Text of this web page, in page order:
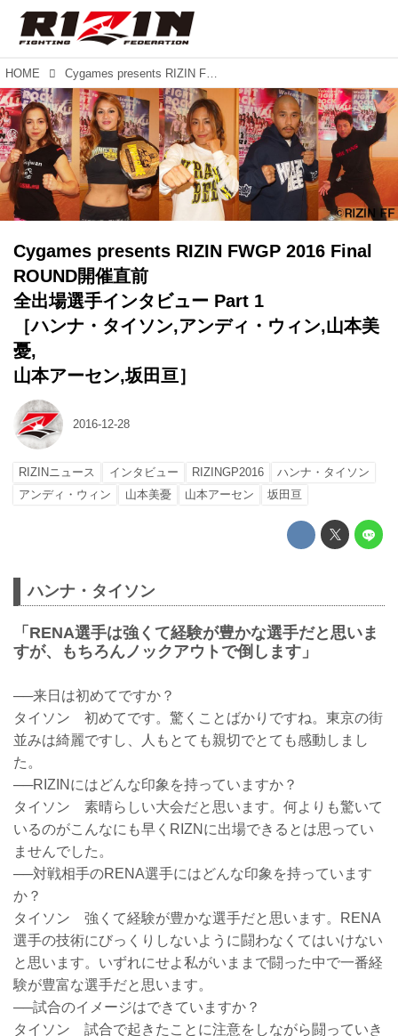
HOME Cygames presents RIZIN FWGP 2016 Final ROUND開催直前 全出場選手インタビュー Part 1 ［ハンナ・タイソン,アンディ・ウィン,山本美憂, 山本アーセン,坂田亘］
Cygames presents RIZIN FWGP 2016 Final
ROUND開催直前
全出場選手インタビュー Part 1
［ハンナ・タイソン,アンディ・ウィン,山本美
憂,
山本アーセン,坂田亘］
2016-12-28
RIZINニュース インタビュー RIZINGP2016
ハンナ・タイソン
アンディ・ウィン
山本美憂 山本アーセン 坂田亘
ハンナ・タイソン
「RENA選手は強くて経験が豊かな選手だと思いま
すが、もちろんノックアウトで倒します」
──来日は初めてですか？
タイソン 初めてです。驚くことばかりですね。東京の街
並みは綺麗ですし、人もとても親切でとても感動しまし
た。
──RIZINにはどんな印象を持っていますか？
タイソン 素晴らしい大会だと思います。何よりも驚いて
いるのがこんなにも早くRIZNに出場できるとは思ってい
ませんでした。
──対戦相手のRENA選手にはどんな印象を持っています
か？
タイソン 強くて経験が豊かな選手だと思います。RENA
選手の技術にびっくりしないように闘わなくてはいけない
と思います。いずれにせよ私がいままで闘った中で一番経
験が豊富な選手だと思います。
──試合のイメージはできていますか？
タイソン 試合で起きたことに注意をしながら闘っていき